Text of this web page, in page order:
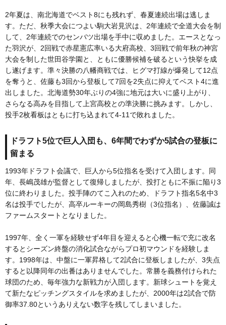
2年夏は、南北海道でベスト8にも残れず、春夏連続出場は逃しま
す。ただ、秋季大会につよい駒大岩見沢は、2年連続で全道大会を制
して、2年連続でのセンバツ出場を手中に収めました。エースとなっ
た羽沢が、2回戦で赤星憲広率いる大府高校、3回戦で前年秋の神宮
大会を制した世田谷学園と、ともに優勝候補を破るという快挙を成
し遂げます。準々決勝の八幡商戦では、ヒグマ打線が爆発して12点
を奪うと、佐藤も3回から登板して7回を2失点に抑えてベスト4に進
出しました。北海道勢30年ぶりの4強に地元は大いに盛り上がり、
さらなる高みを目指して上宮高校との準決勝に挑みます。しかし、
投手2枚看板はともに打ち込まれて4-11で敗れました。
ドラフト5位で巨人入団も、6年間でわずか5試合の登板に
留まる
1993年ドラフト会議で、巨人から5位指名を受けて入団します。同
年、長嶋茂雄が監督として復帰しましたが、投打ともに不振に陥り3
位に終わりました。投手陣のてこ入れのため、ドラフト指名5名中3
名は投手でしたが、高卒ルーキーの岡島秀樹（3位指名）、佐藤誠は
ファームスタートとなりました。
1997年、全く一軍を経験せず4年目を迎えると心機一転で充に改名
するとシーズン終盤の消化試合ながらプロ初マウンドを経験しま
す。1998年は、中盤に一軍昇格して2試合に登板しましたが、3失点
すると以降同年の出番はありませんでした。常勝を義務付けられた
球団のため、毎年強力な新戦力が入団します。新球シュートを覚え
て新たなピッチングスタイルを求めましたが、2000年は2試合で防
御率37.80というありえない数字を残してしまいました。